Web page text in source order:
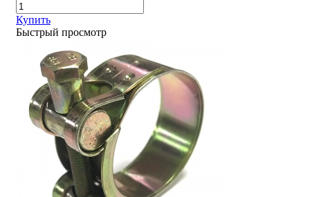
Купить
Быстрый просмотр